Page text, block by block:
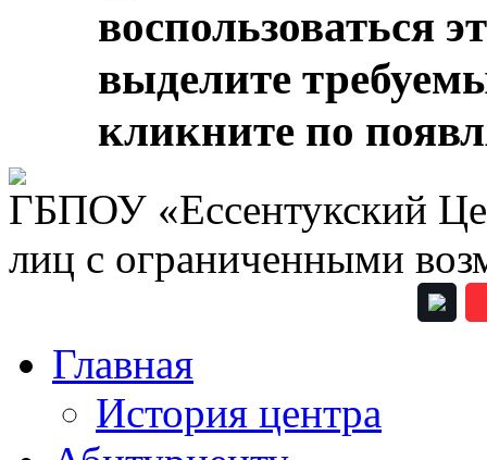
воспользоваться
выделите
кликните по
ГБПОУ «Ессентукский
лиц с ограниченными
Главная
История центра